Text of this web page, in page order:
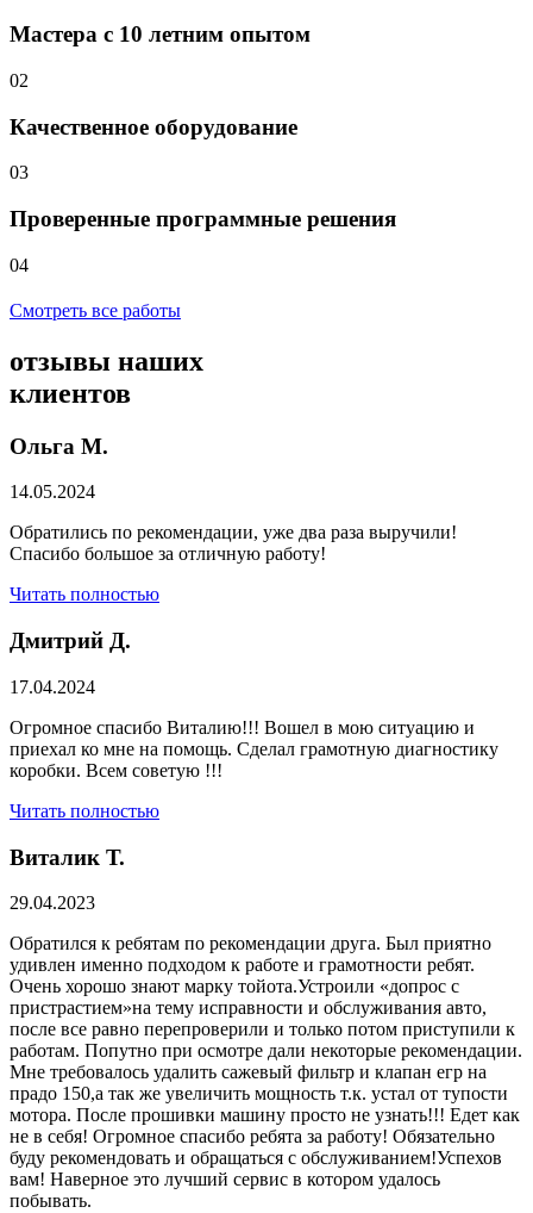
Мастера с 10 летним опытом
02
Качественное оборудование
03
Проверенные программные решения
04
Смотреть все работы
отзывы наших
клиентов
Ольга М.
14.05.2024
Обратились по рекомендации, уже два раза выручили!
Спасибо большое за отличную работу!
Читать полностью
Дмитрий Д.
17.04.2024
Огромное спасибо Виталию!!! Вошел в мою ситуацию и
приехал ко мне на помощь. Сделал грамотную диагностику
коробки. Всем советую !!!
Читать полностью
Виталик Т.
29.04.2023
Обратился к ребятам по рекомендации друга. Был приятно
удивлен именно подходом к работе и грамотности ребят.
Очень хорошо знают марку тойота.Устроили «допрос с
пристрастием»на тему исправности и обслуживания авто,
после все равно перепроверили и только потом приступили к
работам. Попутно при осмотре дали некоторые рекомендации.
Мне требовалось удалить сажевый фильтр и клапан егр на
прадо 150,а так же увеличить мощность т.к. устал от тупости
мотора. После прошивки машину просто не узнать!!! Едет как
не в себя! Огромное спасибо ребята за работу! Обязательно
буду рекомендовать и обращаться с обслуживанием!Успехов
вам! Наверное это лучший сервис в котором удалось
побывать.